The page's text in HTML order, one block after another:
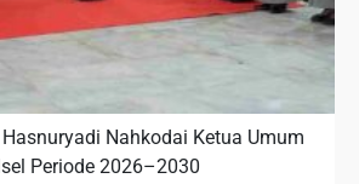
Nahkodai Ketua Umum
Periode 2026–2030